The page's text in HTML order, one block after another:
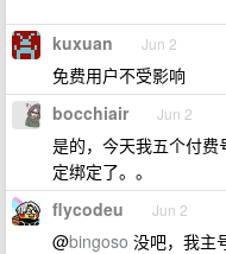
kuxuan Jun 2
免费用户不受影响
bocchiair Jun 2
是的，今天我五个付
定绑定了。。
flycodeu Jun 2
@bingoso 没吧，我主